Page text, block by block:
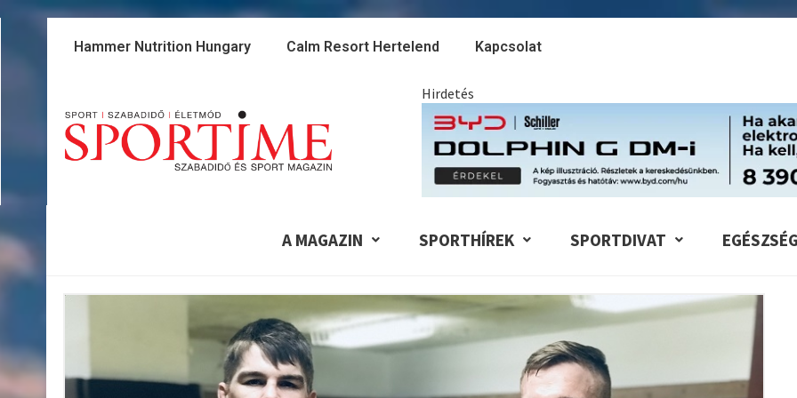
Hammer Nutrition Hungary Calm Resort Hertelend Kapcsolat
Hirdetés
A MAGAZIN SPORTHÍREK SPORTDIVAT EGÉSZSÉG